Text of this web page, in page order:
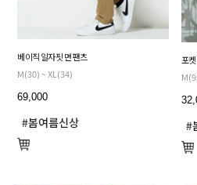
베이직 일자 핏 면 팬츠
M(30) ~ XL(34)
69,000
포